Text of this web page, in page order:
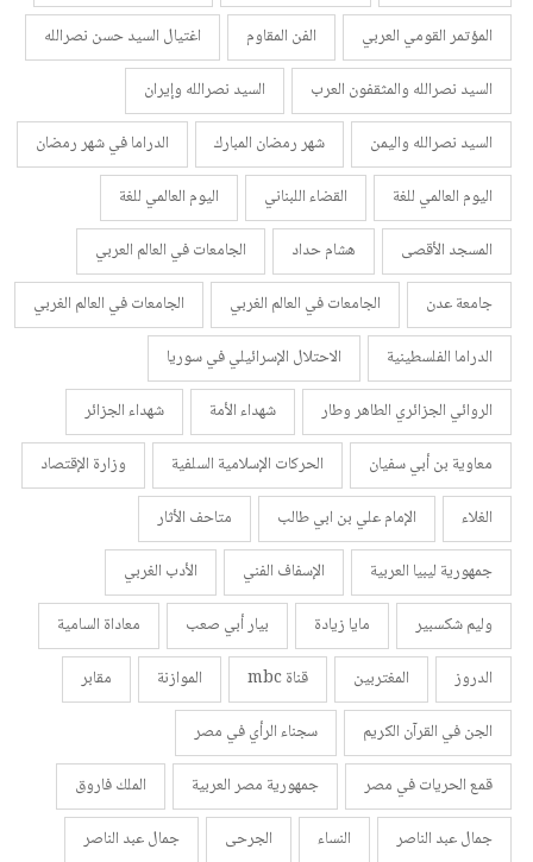
المؤتمر القومي العربي
الفن المقاوم
اغتيال السيد حسن نصرالله
السيد نصرالله والمثقفون العرب
السيد نصرالله وإيران
السيد نصرالله واليمن
شهر رمضان المبارك
الدراما في شهر رمضان
اليوم العالمي للغة
القضاء اللبناني
اليوم العالمي للغة
المسجد الأقصى
هشام حداد
الجامعات في العالم العربي
جامعة عدن
الجامعات في العالم الغربي
الجامعات في العالم الغربي
الدراما الفلسطينية
الاحتلال الإسرائيلي في سوريا
الروائي الجزائري الطاهر وطار
شهداء الأمة
شهداء الجزائر
معاوية بن أبي سفيان
الحركات الإسلامية السلفية
وزارة الإقتصاد
الغلاء
الإمام علي بن ابي طالب
متاحف الأثار
جمهورية ليبيا العربية
الإسفاف الفني
الأدب الغربي
وليم شكسبير
مايا زيادة بيار أبي صعب
معاداة السامية
الدروز
المغتربين قناة mbc الموازنة
مقابر
الجن في القرآن الكريم
سجناء الرأي في مصر
قمع الحريات في مصر
جمهورية مصر العربية
الملك فاروق
جمال عبد الناصر
النساء الجرحى جمال عبد الناصر